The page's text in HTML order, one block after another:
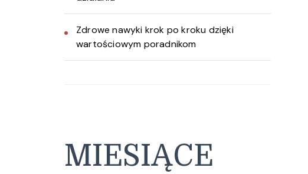
Zdrowe nawyki krok po kroku dzięki
wartościowym poradnikom
MIESIĄCE